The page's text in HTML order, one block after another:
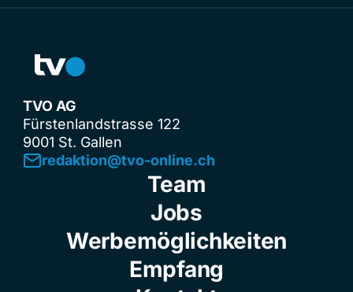
TVO AG
Fürstenlandstrasse 122
9001 St. Gallen
redaktion@tvo-online.ch
Team
Jobs
Werbemöglichkeiten
Empfang